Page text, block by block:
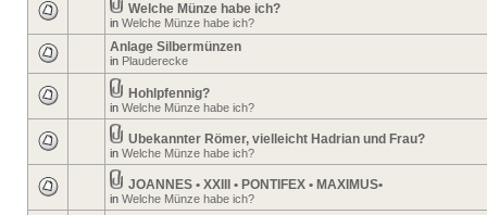
Welche Münze habe ich?
in Welche Münze habe ich?
Anlage Silbermünzen
in Plauderecke
Hohlpfennig?
in Welche Münze habe ich?
Ubekannter Römer, vielleicht Hadrian und Frau?
in Welche Münze habe ich?
JOANNES • XXIII • PONTIFEX • MAXIMUS•
in Welche Münze habe ich?